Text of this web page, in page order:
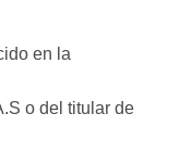
en la
o del titular de